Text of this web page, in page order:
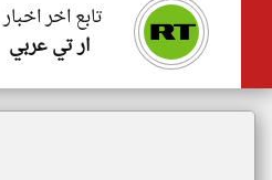
تابع اخر
ار تي عربي